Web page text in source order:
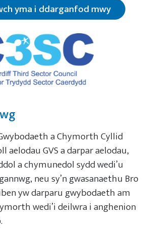
yma i ddarganfod mwy
a Chymorth Cyllid
aelodau GVS a darpar aelodau,
a chymunedol sydd wedi’u
neu sy’n gwasanaethu Bro
yw darparu gwybodaeth am
wedi’i deilwra i anghenion